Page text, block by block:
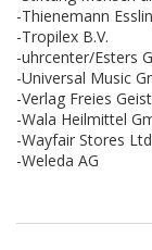
-Thienemann
-Tropilex B.V.
-uhrcenter/Esters
-Universal Music
-Verlag Freies
-Wala Heilmittel
-Wayfair Stores
-Weleda AG